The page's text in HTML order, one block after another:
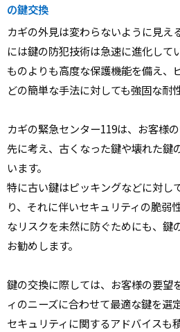
の鍵交換
カギの外見は変わらないように見え
には鍵の防犯技術は急速に進化して
ものよりも高度な保護機能を備え、
どの簡単な手法に対しても強固な耐
カギの緊急センター119は、お客様
先に考え、古くなった鍵や壊れた鍵
います。
特に古い鍵はピッキングなどに対し
り、それに伴いセキュリティの脆弱
なリスクを未然に防ぐためにも、鍵
お勧めします。
鍵の交換に際しては、お客様の要望
ィのニーズに合わせて最適な鍵を選
セキュリティに関するアドバイスも